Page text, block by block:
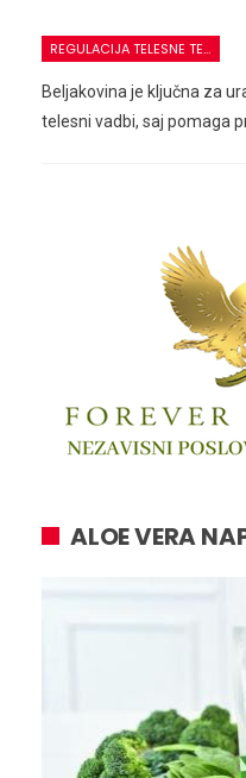
REGULACIJA TELESNE TEŽE
Beljakovina je ključna za
telesni vadbi, saj pomaga
ALOE VERA